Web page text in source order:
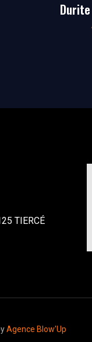
TIERCÉ
Agence Blow'Up